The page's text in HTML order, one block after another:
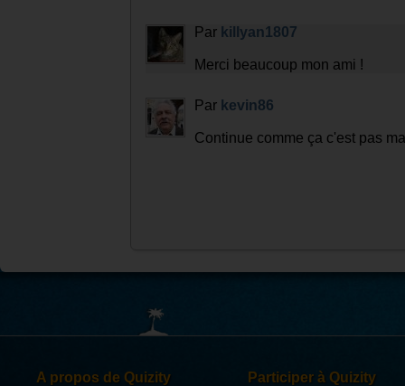
Par killyan1807
Merci beaucoup mon ami !
Par kevin86
Continue comme ça c'est pas
A propos de Quizity Participer à Quizity